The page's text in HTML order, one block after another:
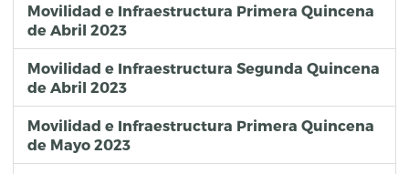
Movilidad e Infraestructura Primera Quincena
de Abril 2023
Movilidad e Infraestructura Segunda Quincena
de Abril 2023
Movilidad e Infraestructura Primera Quincena
de Mayo 2023